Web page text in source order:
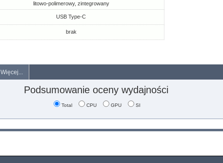
litowo-polimerowy, zintegrowany
USB Type-C
brak
Więcej...
Podsumowanie oceny wydajności
Total CPU GPU SI